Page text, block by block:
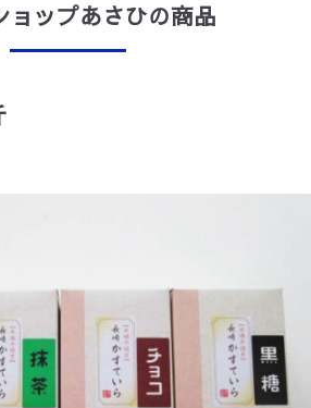
あさひA
かばホーム
ョップあさひの商品